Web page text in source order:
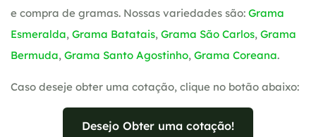
e compra de gramas. Nossas variedades são: Grama
Esmeralda, Grama Batatais, Grama São Carlos, Grama
Bermuda, Grama Santo Agostinho, Grama Coreana.
Caso deseje obter uma cotação, clique no botão abaixo:
Desejo Obter uma cotação!